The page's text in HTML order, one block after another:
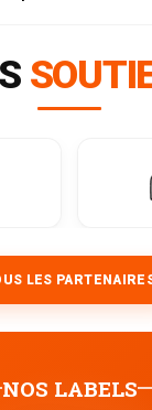
LES
NOS LABELS